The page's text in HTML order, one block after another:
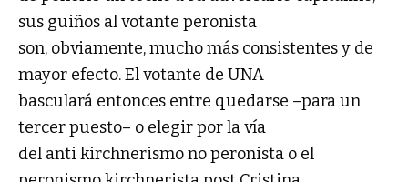
sus guiños al votante peronista
son, obviamente, mucho más consistentes y de
mayor efecto. El votante de UNA
basculará entonces entre quedarse –para un
tercer puesto– o elegir por la vía
del anti kirchnerismo no peronista o el